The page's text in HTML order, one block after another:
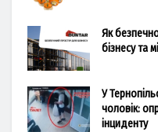
Як
бізнесу та
У
чоловік:
інциденту